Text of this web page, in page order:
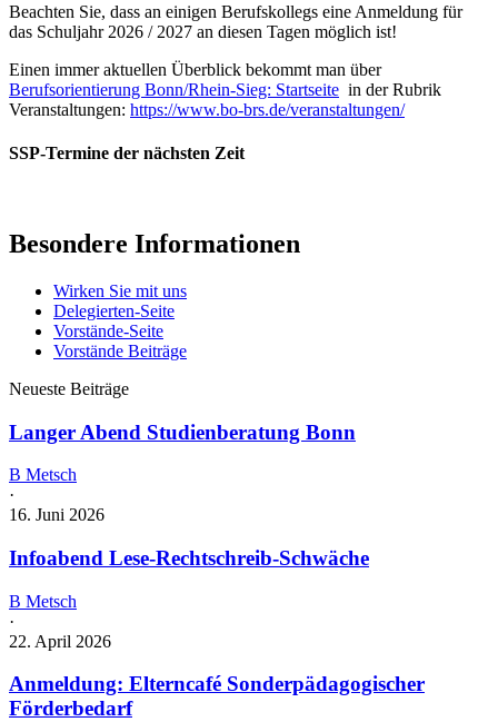
Beachten Sie, dass an einigen Berufskollegs eine Anmeldung für
das Schuljahr 2026 / 2027 an diesen Tagen möglich ist!
Einen immer aktuellen Überblick bekommt man über
Berufsorientierung Bonn/Rhein-Sieg: Startseite in der Rubrik
Veranstaltungen: https://www.bo-brs.de/veranstaltungen/
SSP-Termine der nächsten Zeit
Besondere Informationen
Wirken Sie mit uns
Delegierten-Seite
Vorstände-Seite
Vorstände Beiträge
Neueste Beiträge
Langer Abend Studienberatung Bonn
B Metsch
·
16. Juni 2026
Infoabend Lese-Rechtschreib-Schwäche
B Metsch
·
22. April 2026
Anmeldung: Elterncafé Sonderpädagogischer
Förderbedarf